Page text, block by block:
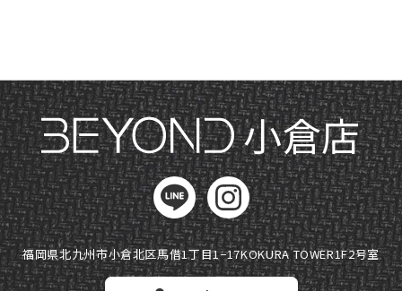
小倉店
福岡県北九州市小倉北区馬借1丁目1−17KOKURA TOWER1F2号室